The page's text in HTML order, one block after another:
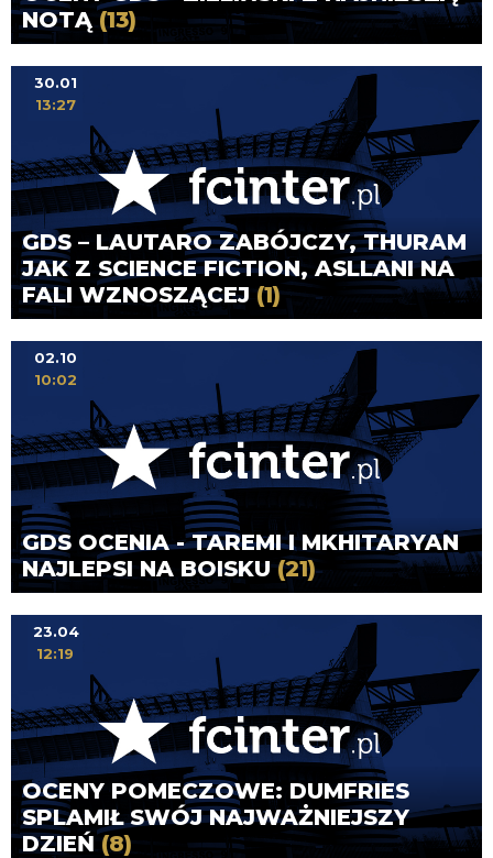
NOTĄ (13)
GDS – LAUTARO ZABÓJCZY, THURAM
JAK Z SCIENCE FICTION, ASLLANI NA
FALI WZNOSZĄCEJ (1)
30.01
13:27
GDS OCENIA - TAREMI I MKHITARYAN
NAJLEPSI NA BOISKU(21)
02.10
10:02
OCENY POMECZOWE: DUMFRIES
SPLAMIŁ SWÓJ NAJWAŻNIEJSZY
DZIEŃ (8)
23.04
12:19